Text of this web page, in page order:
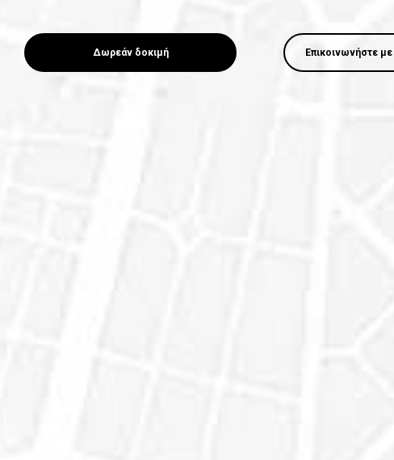
Δωρεάν δοκιμή Επικοινωνήστε